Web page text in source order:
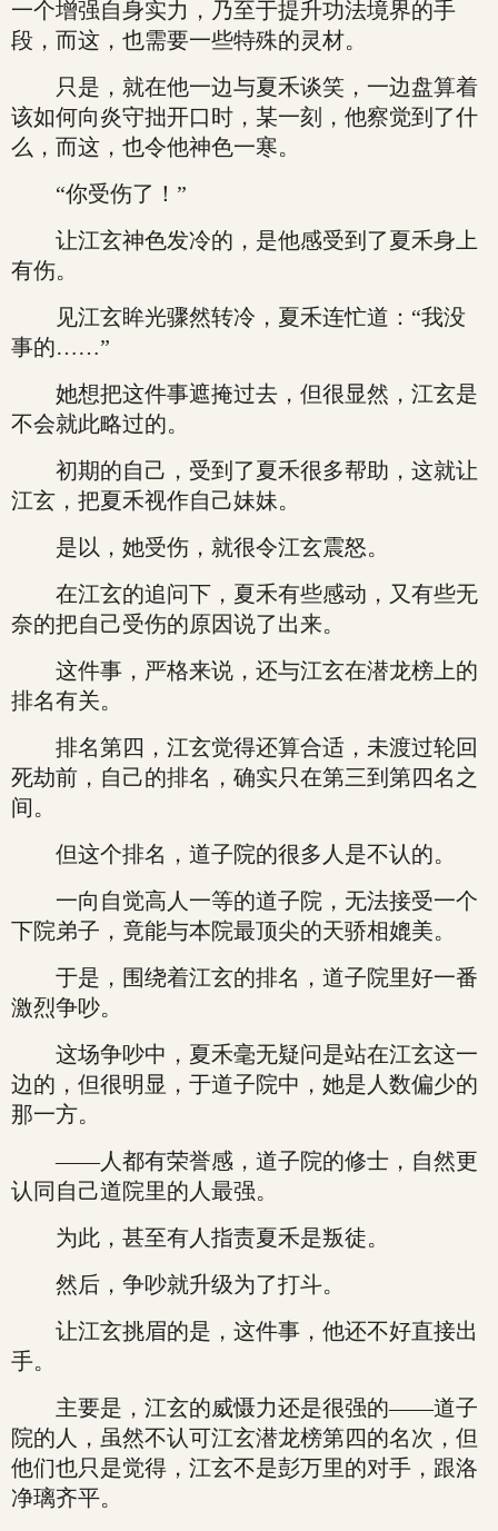
一个增强自身实力，乃至于提升功法境界的手
段，而这，也需要一些特殊的灵材。
只是，就在他一边与夏禾谈笑，一边盘算着
该如何向炎守拙开口时，某一刻，他察觉到了什
么，而这，也令他神色一寒。
“你受伤了！”
让江玄神色发冷的，是他感受到了夏禾身上
有伤。
见江玄眸光骤然转冷，夏禾连忙道：“我没
事的……”
她想把这件事遮掩过去，但很显然，江玄是
不会就此略过的。
初期的自己，受到了夏禾很多帮助，这就让
江玄，把夏禾视作自己妹妹。
是以，她受伤，就很令江玄震怒。
在江玄的追问下，夏禾有些感动，又有些无
奈的把自己受伤的原因说了出来。
这件事，严格来说，还与江玄在潜龙榜上的
排名有关。
排名第四，江玄觉得还算合适，未渡过轮回
死劫前，自己的排名，确实只在第三到第四名之
间。
但这个排名，道子院的很多人是不认的。
一向自觉高人一等的道子院，无法接受一个
下院弟子，竟能与本院最顶尖的天骄相媲美。
于是，围绕着江玄的排名，道子院里好一番
激烈争吵。
这场争吵中，夏禾毫无疑问是站在江玄这一
边的，但很明显，于道子院中，她是人数偏少的
那一方。
——人都有荣誉感，道子院的修士，自然更
认同自己道院里的人最强。
为此，甚至有人指责夏禾是叛徒。
然后，争吵就升级为了打斗。
让江玄挑眉的是，这件事，他还不好直接出
手。
主要是，江玄的威慑力还是很强的——道子
院的人，虽然不认可江玄潜龙榜第四的名次，但
他们也只是觉得，江玄不是彭万里的对手，跟洛
净璃齐平。